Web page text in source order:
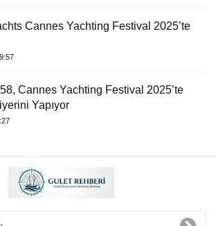
Cannes Yachting Festival 2025’te
Cannes Yachting Festival 2025’te
Yapıyor